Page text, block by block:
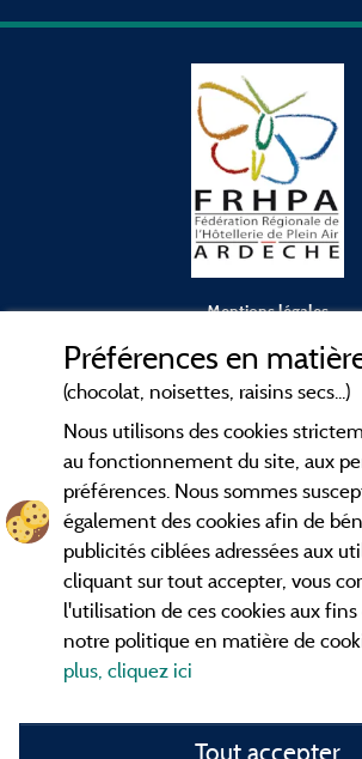
Mentions légales
Contact
CGV
Les meilleurscampings en Ardèche .
nos adhérents et découvrez nos meilleures
Gorges de l'Ardèche, le célèbrePont d'Arc,
d'Orgnac, Le mont Gerbier de Jonc ou le
informez vous directement ici en ligne
Faites vous votre propre idée du camping,
Préférences en
(chocolat, noisettes, raisins secs...)
Nous utilisons des cookies
au fonctionnement du site, aux
préférences. Nous sommes
également des cookies afin de
publicités ciblées adressées aux
cliquant sur tout accepter, vous
l'utilisation de ces cookies aux
notre politique en matière de
plus, cliquez ici
Tout accepter